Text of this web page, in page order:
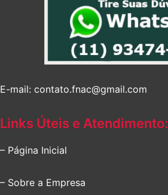
E-mail: contato.fnac@gmail.com
Links Úteis e Atendimento:
– Página Inicial
– Sobre a Empresa